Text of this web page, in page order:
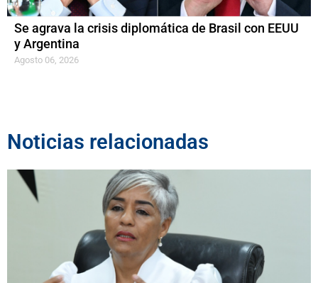
Se agrava la crisis diplomática de Brasil con EEUU
y Argentina
Agosto 06, 2026
Noticias relacionadas